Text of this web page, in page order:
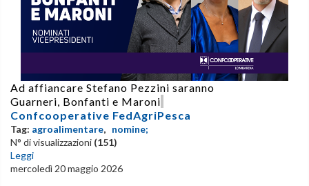
Ad affiancare Stefano Pezzini saranno
Guarneri, Bonfanti e Maroni
Confcooperative FedAgriPesca
Tag: agroalimentare, nomine;
N° di visualizzazioni (151)
Leggi
mercoledì 20 maggio 2026